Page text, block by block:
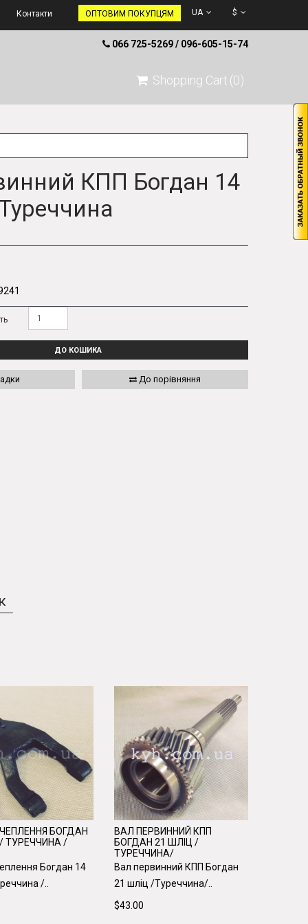
Контакти ОПТОВИМ ПОКУПЦЯМ UA $
066 725-5269 / 096-605-15-74
Shopping Cart (0)
КПП Богдан 14
ДО КОШИКА
До порівняння
БОГДАН
ТУРЕЧЧИНА /
Богдан 14
/..
ВАЛ ПЕРВИННИЙ КПП
БОГДАН 21 ШЛІЦ /
ТУРЕЧЧИНА/
Вал первинний КПП Богдан
21 шліц /Туреччина/..
$43.00